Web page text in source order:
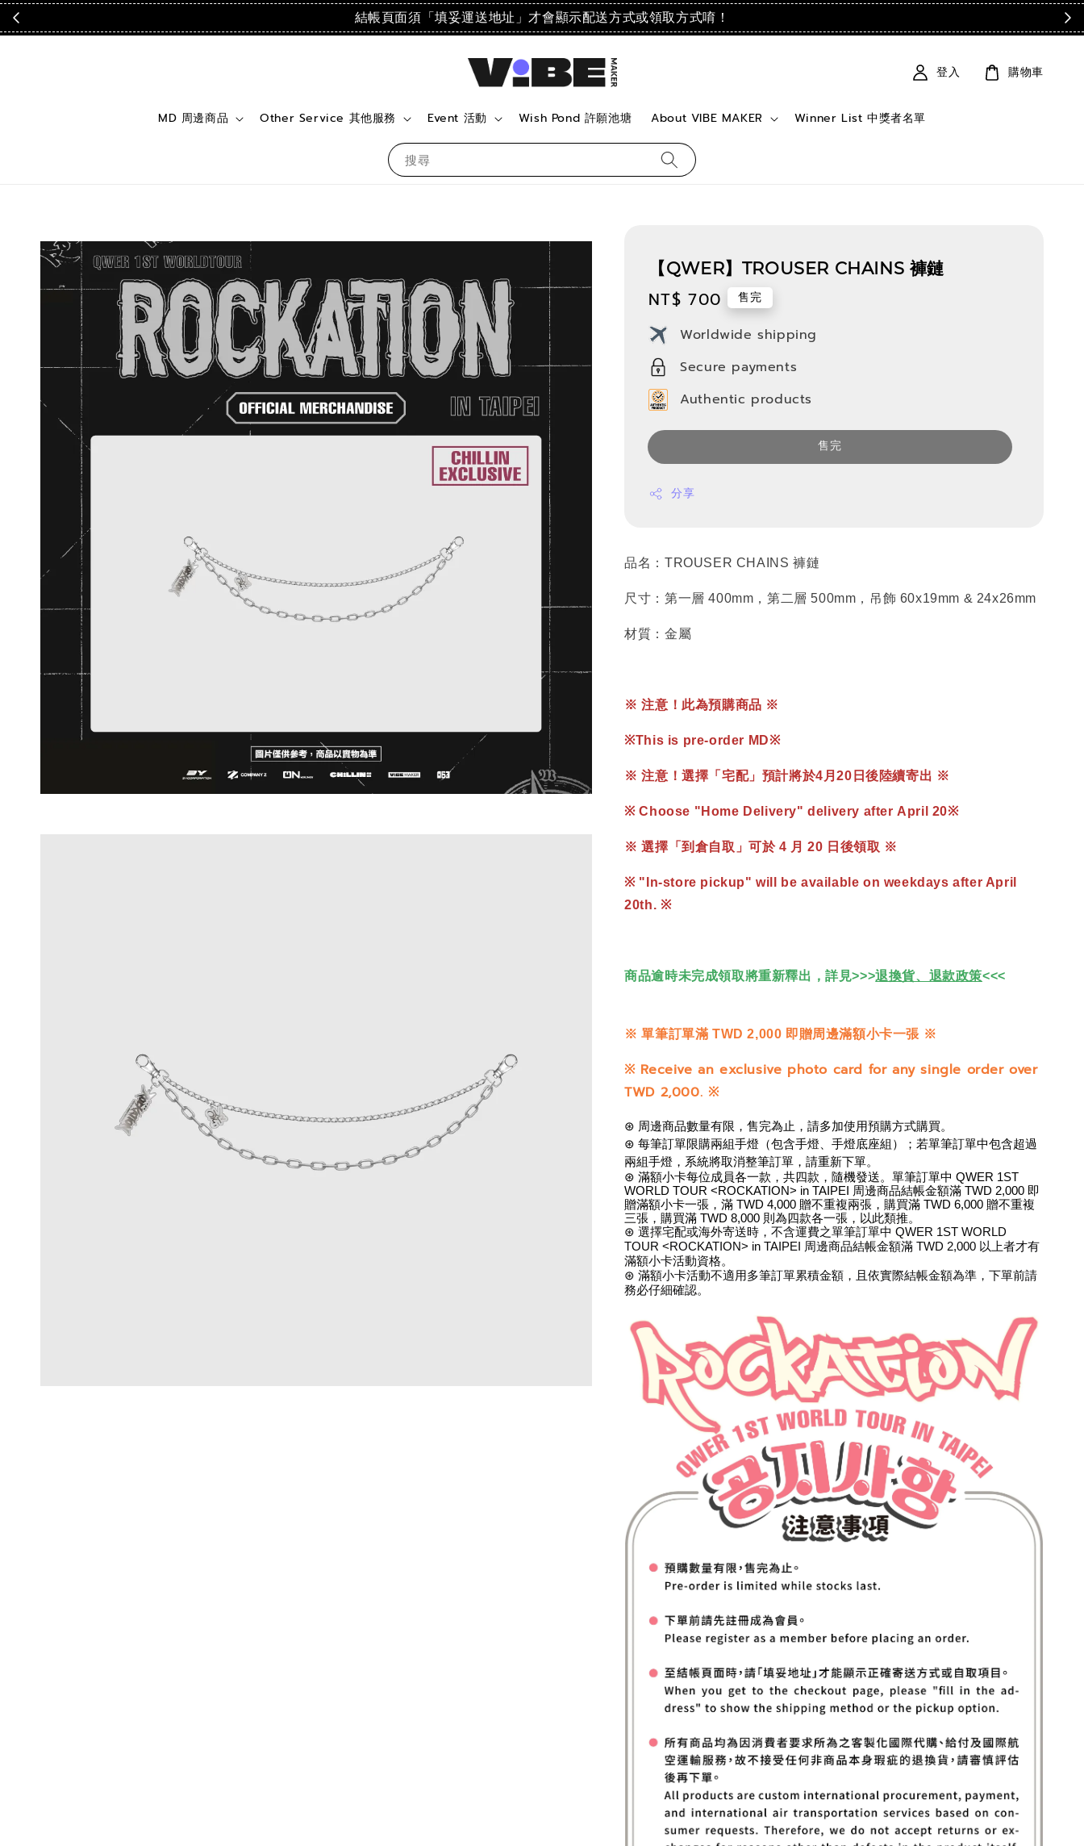
結帳頁面須「填妥運送地址」才會顯示配送方式或領取方式唷！
搜尋
MD 周邊商品 Other Service 其他服務 Event 活動 Wish Pond 許願池塘 About VIBE MAKER Winner List 中獎者名單
登入 購物車
【QWER】TROUSER CHAINS 褲鏈
Regular
price
NT$ 700 售完
Worldwide shipping
Secure payments
Authentic products
售完
分享
品名：TROUSER CHAINS 褲鏈
尺寸：第一層 400mm，第二層 500mm，吊飾 60x19mm & 24x26mm
材質：金屬
※ 注意！此為預購商品 ※
※This is pre-order MD※
※ 注意！選擇「宅配」預計將於4月20日後陸續寄出 ※
※ Choose "Home Delivery" delivery after April 20※
※ 選擇「到倉自取」可於 4 月 20 日後領取 ※
※ "In-store pickup" will be available on weekdays after April
20th. ※
商品逾時未完成領取將重新釋出，詳見>>>退換貨、退款政策<<<
※ 單筆訂單滿 TWD 2,000 即贈周邊滿額小卡一張 ※
※ Receive an exclusive photo card for any single order over
TWD 2,000. ※
⊛ 周邊商品數量有限，售完為止，請多加使用預購方式購買。
⊛ 每筆訂單限購兩組手燈（包含手燈、手燈底座組）；若單筆訂單中包含超過
兩組手燈，系統將取消整筆訂單，請重新下單。
⊛ 滿額小卡每位成員各一款，共四款，隨機發送。單筆訂單中 QWER 1ST
WORLD TOUR <ROCKATION> in TAIPEI 周邊商品結帳金額滿 TWD 2,000 即
贈滿額小卡一張，滿 TWD 4,000 贈不重複兩張，購買滿 TWD 6,000 贈不重複
三張，購買滿 TWD 8,000 則為四款各一張，以此類推。
⊛ 選擇宅配或海外寄送時，不含運費之單筆訂單中 QWER 1ST WORLD
TOUR <ROCKATION> in TAIPEI 周邊商品結帳金額滿 TWD 2,000 以上者才有
滿額小卡活動資格。
⊛ 滿額小卡活動不適用多筆訂單累積金額，且依實際結帳金額為準，下單前請
務必仔細確認。